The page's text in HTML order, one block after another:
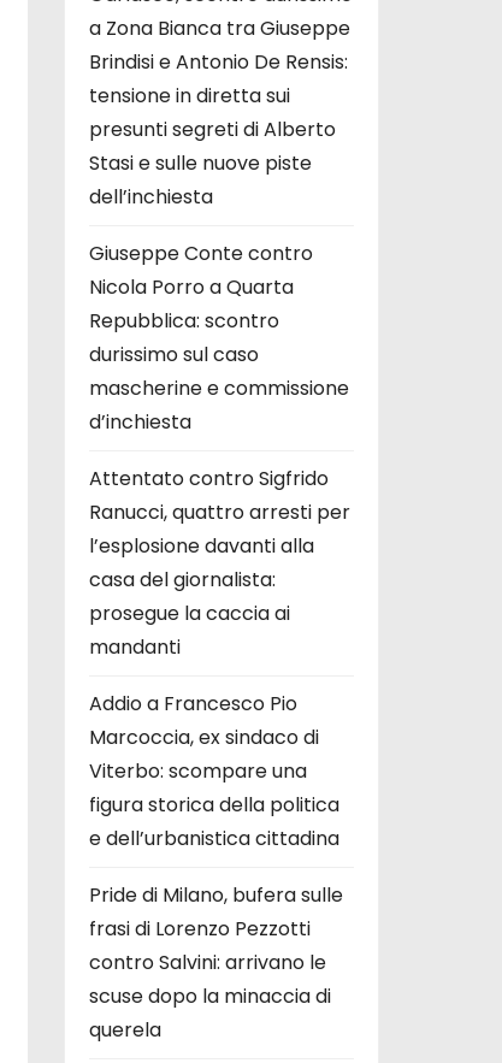
a Zona Bianca tra Giuseppe
Brindisi e Antonio De Rensis:
tensione in diretta sui
presunti segreti di Alberto
Stasi e sulle nuove piste
dell’inchiesta
Giuseppe Conte contro
Nicola Porro a Quarta
Repubblica: scontro
durissimo sul caso
mascherine e commissione
d’inchiesta
Attentato contro Sigfrido
Ranucci, quattro arresti per
l’esplosione davanti alla
casa del giornalista:
prosegue la caccia ai
mandanti
Addio a Francesco Pio
Marcoccia, ex sindaco di
Viterbo: scompare una
figura storica della politica
e dell’urbanistica cittadina
Pride di Milano, bufera sulle
frasi di Lorenzo Pezzotti
contro Salvini: arrivano le
scuse dopo la minaccia di
querela